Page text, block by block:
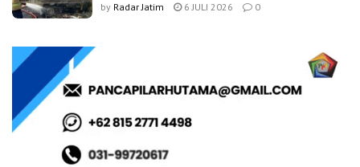
by Radar Jatim 6 JULI 2026 0